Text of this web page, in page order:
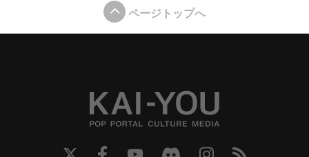
ページトップへ